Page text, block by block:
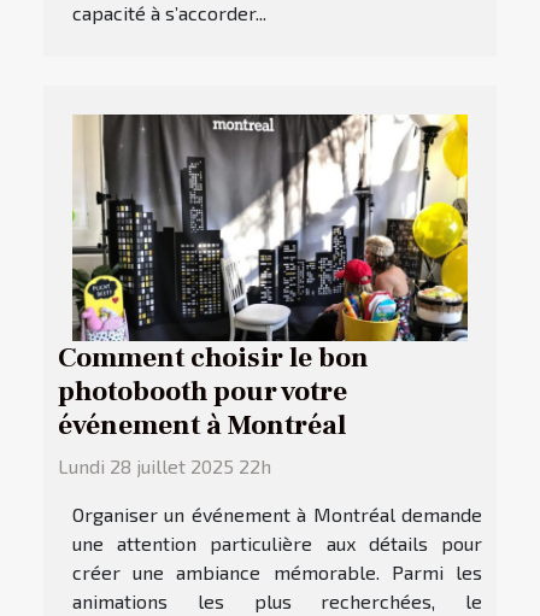
capacité à s’accorder...
Comment choisir le bon
photobooth pour votre
événement à Montréal
Lundi 28 juillet 2025 22h
Organiser un événement à Montréal demande
une attention particulière aux détails pour
créer une ambiance mémorable. Parmi les
animations les plus recherchées, le